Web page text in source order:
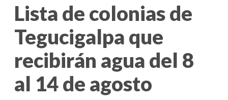
Lista de colonias de
Tegucigalpa que
recibirán agua del 8
al 14 de agosto